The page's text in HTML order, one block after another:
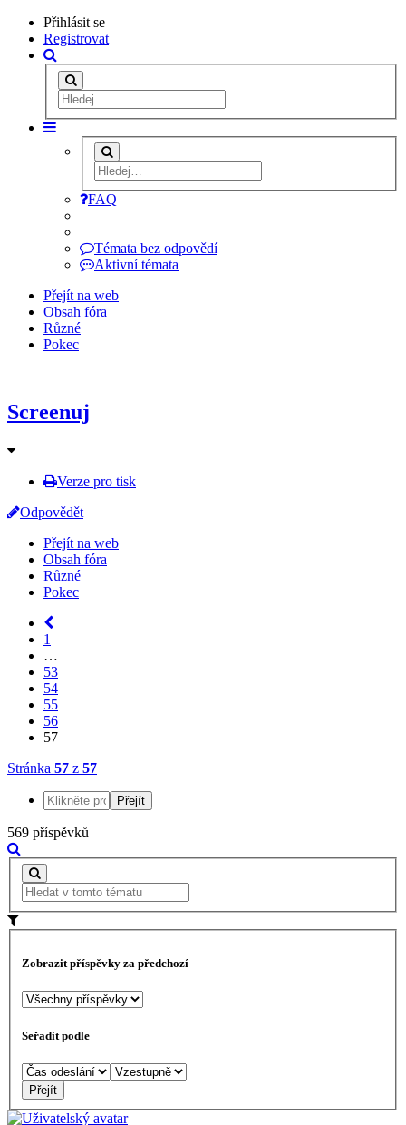
Přihlásit se
Registrovat
FAQ
Témata bez odpovědí
Aktivní témata
Přejít na web
Obsah fóra
Různé
Pokec
Screenuj
Verze pro tisk
Odpovědět
Přejít na web
Obsah fóra
Různé
Pokec
1
…
53
54
55
56
57
Stránka 57 z 57
569 příspěvků
Zobrazit příspěvky za předchozí
Seřadit podle